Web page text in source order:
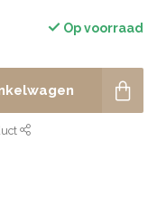
Op voorraad